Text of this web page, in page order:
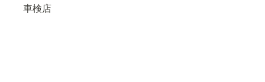
車検店